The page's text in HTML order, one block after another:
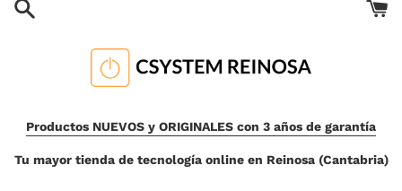
Productos NUEVOS y ORIGINALES con 3 años de garantía
Tu mayor tienda de tecnología online en Reinosa (Cantabria)